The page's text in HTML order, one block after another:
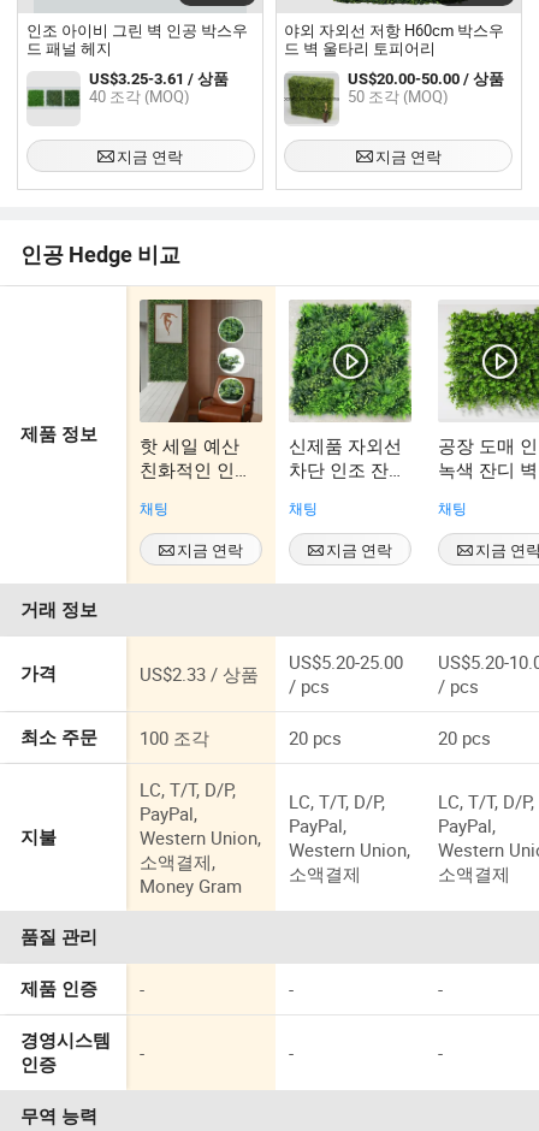
인조 아이비 그린 벽 인공 박스우
드 패널 헤지
US$3.25-3.61 / 상품
40 조각 (MOQ)
지금 연락
야외 자외선 저항 H60cm 박스우
드 벽 울타리 토피어리
US$20.00-50.00 / 상품
50 조각 (MOQ)
지금 연락
인공 Hedge 비교
제품 정보
핫 세일 예산
친화적인 인조
야외 50*50cm -
박스우드 헤지
& 인조 박스우
드 헤지 벽
채팅
지금 연락
신제품 자외선
차단 인조 잔디
채팅
지금 연락
공장 도매
녹색 잔디 벽
레스토랑용
채팅
지금 연
거래 정보
가격 US$2.33 / 상품
US$5.20-25.00
/ pcs
US$5.20-
/ pcs
최소 주문 100 조각 20 pcs 20 pcs
지불
LC, T/T, D/P,
PayPal,
Western Union,
소액결제,
Money Gram
LC, T/T, D/P,
PayPal,
Western Union,
소액결제
LC, T/T, D/P,
PayPal,
Western
소액결제
품질 관리
제품 인증 - - -
경영시스템
인증
- - -
무역 능력